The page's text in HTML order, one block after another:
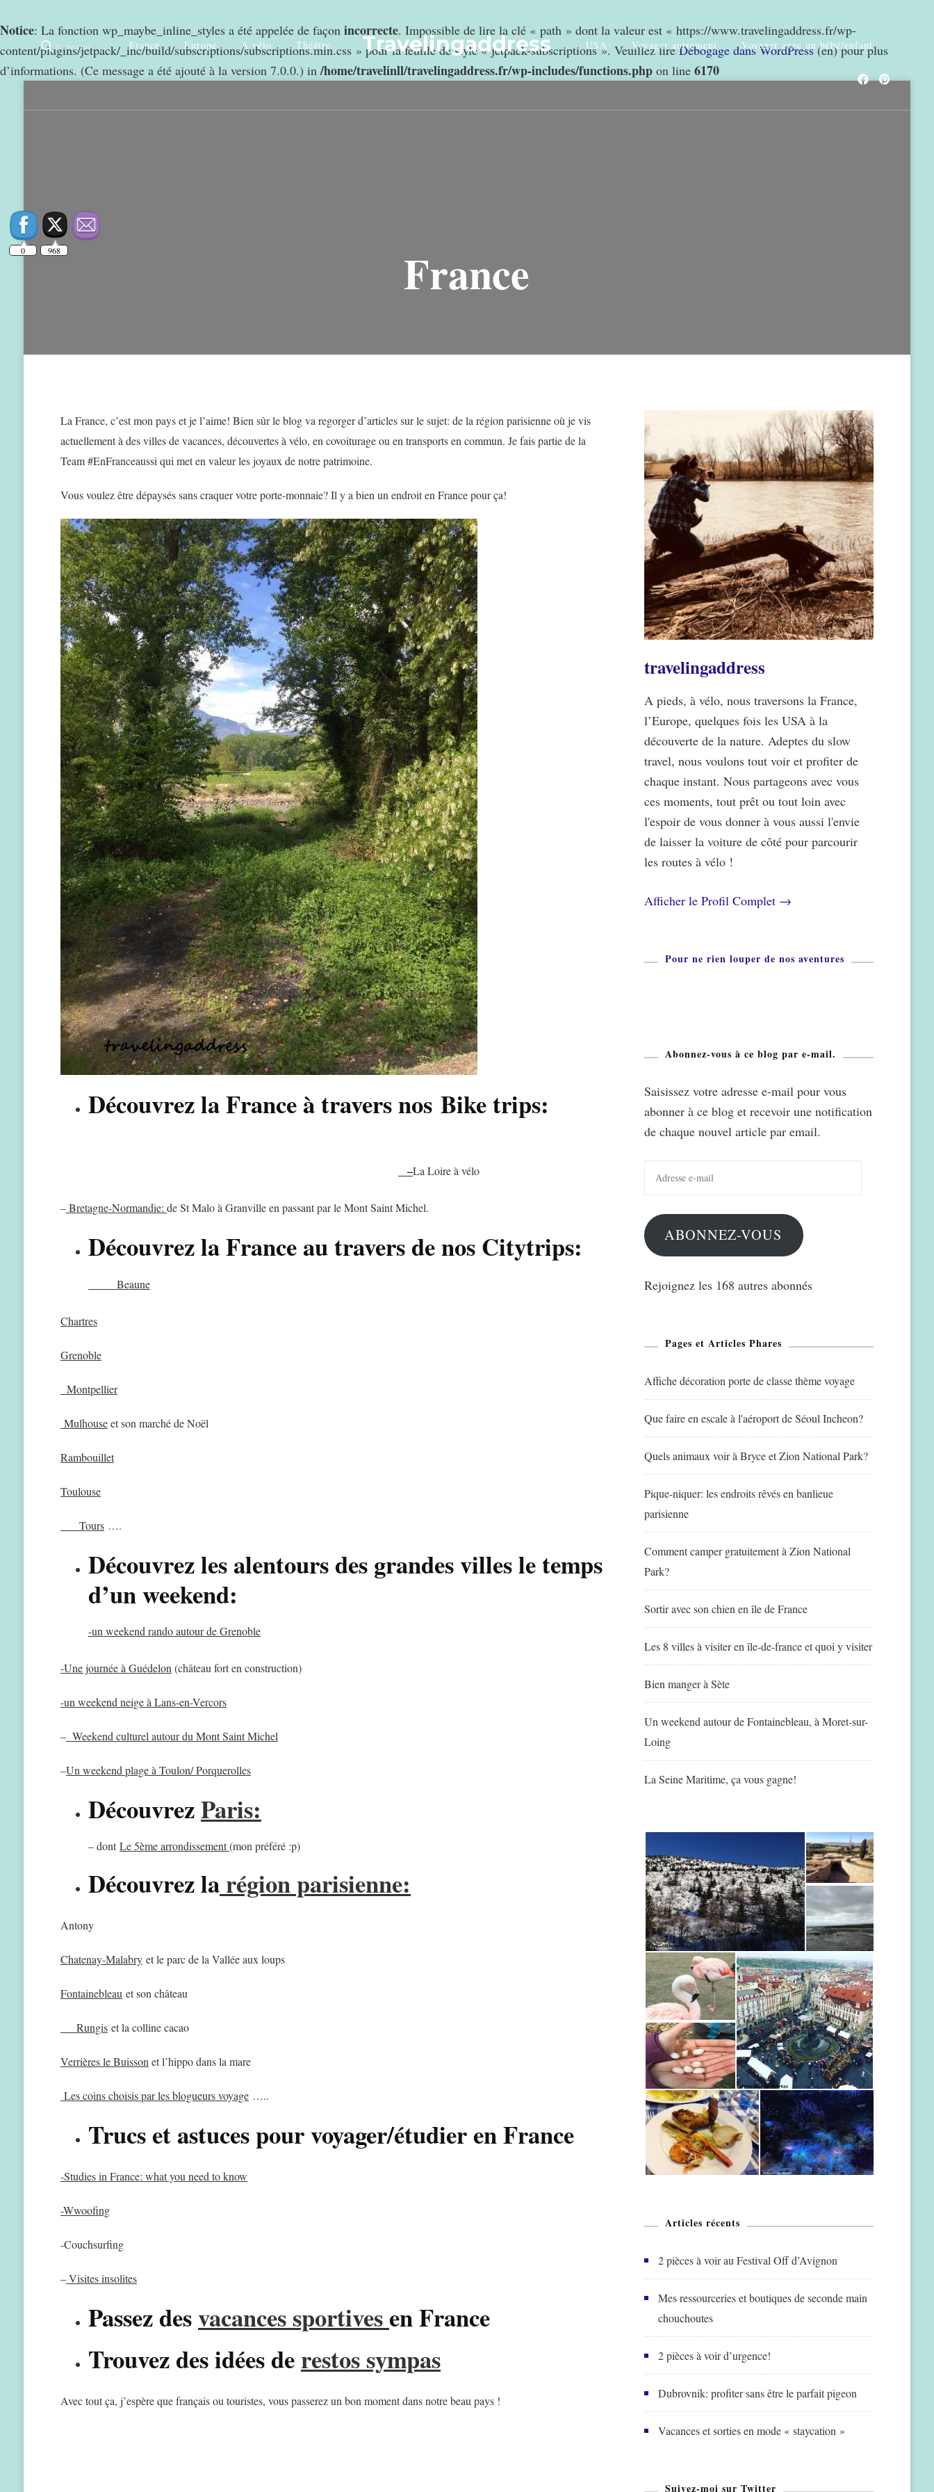
Notice: La fonction wp_maybe_inline_styles a été appelée de façon incorrecte. Impossible de lire la clé « path » dont la valeur est « https://www.travelingaddress.fr/wp-
content/plugins/jetpack/_inc/build/subscriptions/subscriptions.min.css » pour la feuille de style « jetpack-subscriptions ». Veuillez lireDébogage dans WordPress(en) pour plus
d’informations. (Ce message a été ajouté à la version 7.0.0.) in/home/travelinll/travelingaddress.fr/wp-includes/functions.php on line 6170
Rechercher France Europe A vélo Théâtre Travelingaddress USA Voyager autrement Voyager avec un bébé/enfant
France
La France, c’est mon pays et je l’aime! Bien sûr le blog va regorger d’articles sur le sujet: de la région parisienne où je vis
actuellement à des villes de vacances, découvertes à vélo, en covoiturage ou en transports en commun. Je fais partie de la
Team #EnFranceaussi qui met en valeur les joyaux de notre patrimoine.
Vous voulez être dépaysés sans craquer votre porte-monnaie? Il y a bien un endroit en France pour ça!
Découvrez la France à travers nos Bike trips:
–La Loire à vélo
–Bretagne-Normandie: de St Malo à Granville en passant par le Mont Saint Michel.
Découvrez la France au travers de nosCitytrips:
Beaune
Chartres
Grenoble
Montpellier
Mulhouseet son marché de Noël
Rambouillet
Toulouse
Tours….
Découvrez les alentours des grandes villes le temps
d’un weekend:
-un weekend rando autour de Grenoble
-Une journée à Guédelon (château fort en construction)
-un weekend neige à Lans-en-Vercors
–Weekend culturel autour du Mont Saint Michel
–Un weekend plage à Toulon/ Porquerolles
DécouvrezParis:
– dontLe 5ème arrondissement(mon préféré :p)
Découvrez larégion parisienne:
Antony
Chatenay-Malabryet le parc de la Vallée aux loups
Fontainebleau et son château
Rungiset la colline cacao
Verrières le Buisson et l’hippo dans la mare
Les coins choisis par les blogueurs voyage…..
Trucs et astuces pour voyager/étudier en France
-Studies in France: what you need to know
-Wwoofing
-Couchsurfing
–Visites insolites
Passez desvacances sportivesen France
Trouvez des idées derestos sympas
Avec tout ça, j’espère que français ou touristes, vous passerez un bon moment dans notre beau pays !
travelingaddress
A pieds, à vélo, nous traversons la France,
l’Europe, quelques fois les USA à la
découverte de la nature. Adeptes du slow
travel, nous voulons tout voir et profiter de
chaque instant. Nous partageons avec vous
ces moments, tout prêt ou tout loin avec
l'espoir de vous donner à vous aussi l'envie
de laisser la voiture de côté pour parcourir
les routes à vélo !
Afficher le Profil Complet →
Pour ne rien louper de nos aventures
Abonnez-vous à ce blog par e-mail.
Saisissez votre adresse e-mail pour vous
abonner à ce blog et recevoir une notification
de chaque nouvel article par email.
mail
ABONNEZ-VOUS
Rejoignez les 168 autres abonnés
Pages et Articles Phares
Affiche décoration porte de classe thème voyage
Que faire en escale à l'aéroport de Séoul Incheon?
Quels animaux voir à Bryce et Zion National Park?
Pique-niquer: les endroits rêvés en banlieue
parisienne
Comment camper gratuitement à Zion National
Park?
Sortir avec son chien en île de France
Les 8 villes à visiter en île-de-france et quoi y visiter
Bien manger à Sète
Un weekend autour de Fontainebleau, à Moret-sur-
Loing
La Seine Maritime, ça vous gagne!
Articles récents
2 pièces à voir au Festival Off d’Avignon
Mes ressourceries et boutiques de seconde main
chouchoutes
2 pièces à voir d’urgence!
Dubrovnik: profiter sans être le parfait pigeon
Vacances et sorties en mode « staycation »
Suivez-moi sur Twitter